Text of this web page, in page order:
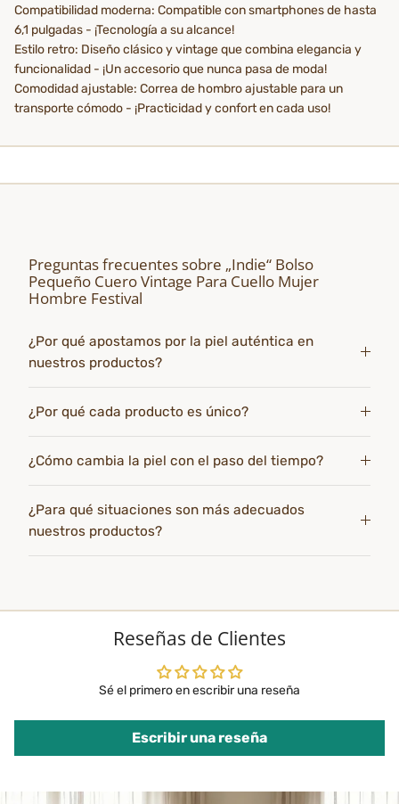
Compatibilidad moderna: Compatible con smartphones de hasta
6,1 pulgadas - ¡Tecnología a su alcance!
Estilo retro: Diseño clásico y vintage que combina elegancia y
funcionalidad - ¡Un accesorio que nunca pasa de moda!
Comodidad ajustable: Correa de hombro ajustable para un
transporte cómodo - ¡Practicidad y confort en cada uso!
Preguntas frecuentes sobre „Indie“ Bolso
Pequeño Cuero Vintage Para Cuello Mujer
Hombre Festival
¿Por qué apostamos por la piel auténtica en
nuestros productos?
¿Por qué cada producto es único?
¿Cómo cambia la piel con el paso del tiempo?
¿Para qué situaciones son más adecuados
nuestros productos?
Reseñas de Clientes
Sé el primero en escribir una reseña
Escribir una reseña